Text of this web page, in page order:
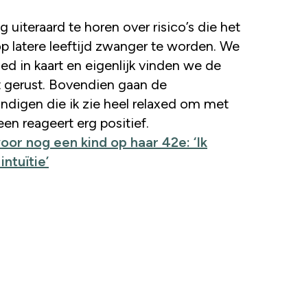
uiteraard te horen over risico’s die het
latere leeftijd zwanger te worden. We
in kaart en eigenlijk vinden we de
Bovendien gaan de
die ik zie heel relaxed om met
reageert erg positief.
nog een kind op haar 42e: ‘Ik